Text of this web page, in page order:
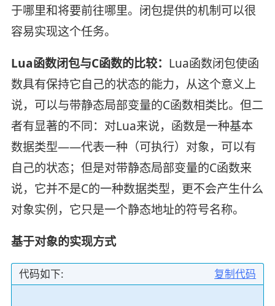
于哪里和将要前往哪里。闭包提供的机制可以很
容易实现这个任务。
Lua函数闭包与C函数的比较： Lua函数闭包使函
数具有保持它自己的状态的能力，从这个意义上
说，可以与带静态局部变量的C函数相类比。但二
者有显著的不同：对Lua来说，函数是一种基本
数据类型——代表一种（可执行）对象，可以有
自己的状态；但是对带静态局部变量的C函数来
说，它并不是C的一种数据类型，更不会产生什么
对象实例，它只是一个静态地址的符号名称。
基于对象的实现方式
复制代码
代码如下: